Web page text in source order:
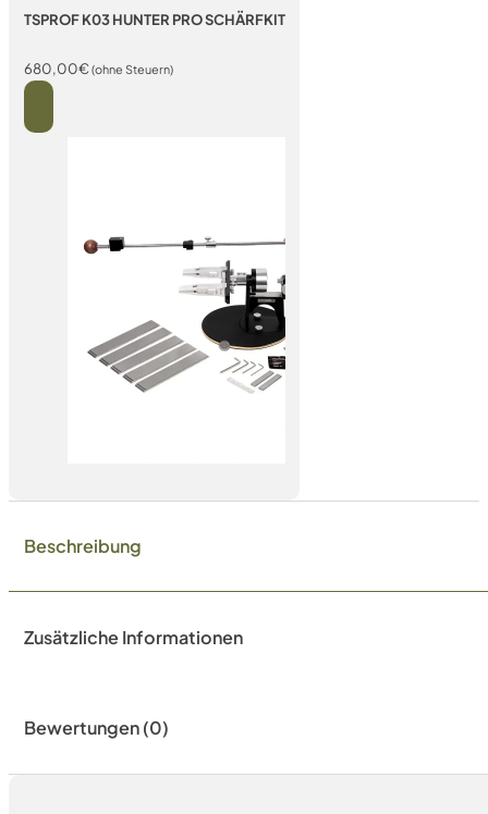
TSPROF K03 HUNTER PRO SCHÄRFKIT
680,00€(ohne Steuern)
Beschreibung
Zusätzliche Informationen
Bewertungen (0)